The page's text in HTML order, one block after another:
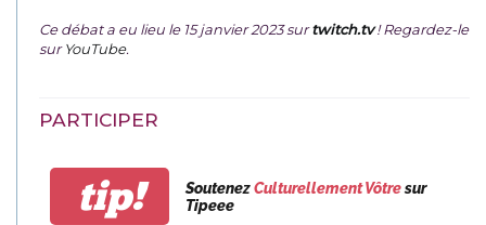
Ce débat a eu lieu le 15 janvier 2023 surtwitch.tv ! Regardez-le
surYouTube.
PARTICIPER
tip! SoutenezCulturellement Vôtresur
Tipeee